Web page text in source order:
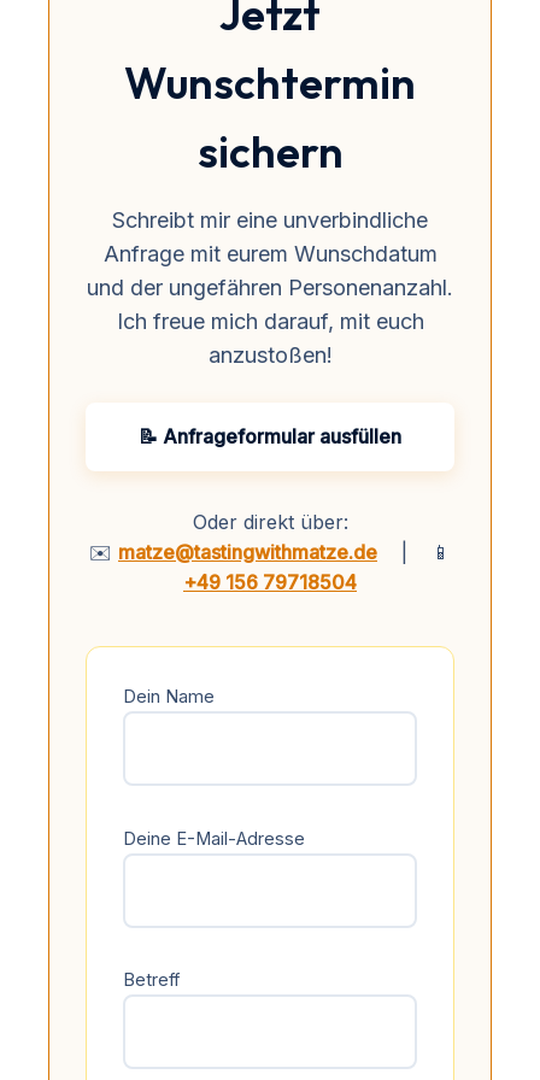
Jetzt
Wunschtermin
sichern
Schreibt mir eine unverbindliche
Anfrage mit eurem Wunschdatum
und der ungefähren Personenanzahl.
Ich freue mich darauf, mit euch
anzustoßen!
📝 Anfrageformular ausfüllen
Oder direkt über:
✉️ matze@tastingwithmatze.de
📱
+49 156 79718504
Dein Name
Deine E-Mail-Adresse
Betreff